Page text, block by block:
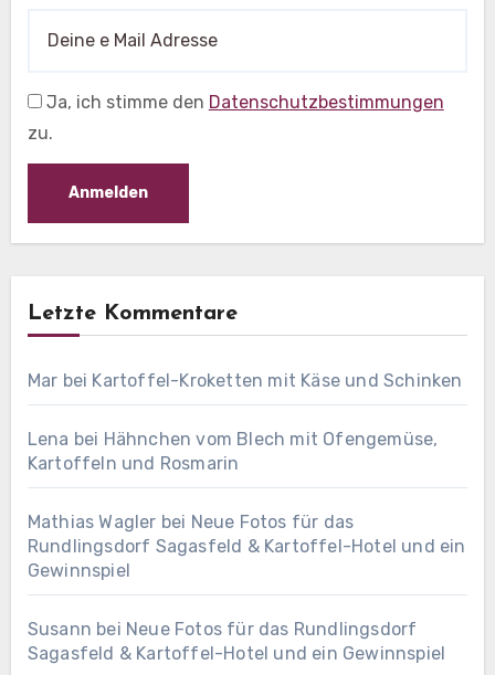
Ja, ich stimme den Datenschutzbestimmungen
zu.
Letzte Kommentare
Mar bei Kartoffel-Kroketten mit Käse und Schinken
Lena bei Hähnchen vom Blech mit Ofengemüse,
Kartoffeln und Rosmarin
Mathias Wagler bei Neue Fotos für das
Rundlingsdorf Sagasfeld & Kartoffel-Hotel und ein
Gewinnspiel
Susann bei Neue Fotos für das Rundlingsdorf
Sagasfeld & Kartoffel-Hotel und ein Gewinnspiel